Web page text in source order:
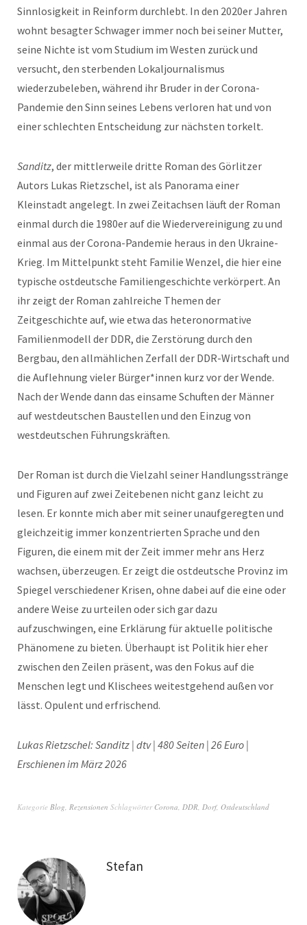
Sinnlosigkeit in Reinform durchlebt. In den 2020er Jahren
wohnt besagter Schwager immer noch bei seiner Mutter,
seine Nichte ist vom Studium im Westen zurück und
versucht, den sterbenden Lokaljournalismus
wiederzubeleben, während ihr Bruder in der Corona-
Pandemie den Sinn seines Lebens verloren hat und von
einer schlechten Entscheidung zur nächsten torkelt.
Sanditz, der mittlerweile dritte Roman des Görlitzer
Autors Lukas Rietzschel, ist als Panorama einer
Kleinstadt angelegt. In zwei Zeitachsen läuft der Roman
einmal durch die 1980er auf die Wiedervereinigung zu und
einmal aus der Corona-Pandemie heraus in den Ukraine-
Krieg. Im Mittelpunkt steht Familie Wenzel, die hier eine
typische ostdeutsche Familiengeschichte verkörpert. An
ihr zeigt der Roman zahlreiche Themen der
Zeitgeschichte auf, wie etwa das heteronormative
Familienmodell der DDR, die Zerstörung durch den
Bergbau, den allmählichen Zerfall der DDR-Wirtschaft und
die Auflehnung vieler Bürger*innen kurz vor der Wende.
Nach der Wende dann das einsame Schuften der Männer
auf westdeutschen Baustellen und den Einzug von
westdeutschen Führungskräften.
Der Roman ist durch die Vielzahl seiner Handlungsstränge
und Figuren auf zwei Zeitebenen nicht ganz leicht zu
lesen. Er konnte mich aber mit seiner unaufgeregten und
gleichzeitig immer konzentrierten Sprache und den
Figuren, die einem mit der Zeit immer mehr ans Herz
wachsen, überzeugen. Er zeigt die ostdeutsche Provinz im
Spiegel verschiedener Krisen, ohne dabei auf die eine oder
andere Weise zu urteilen oder sich gar dazu
aufzuschwingen, eine Erklärung für aktuelle politische
Phänomene zu bieten. Überhaupt ist Politik hier eher
zwischen den Zeilen präsent, was den Fokus auf die
Menschen legt und Klischees weitestgehend außen vor
lässt. Opulent und erfrischend.
Lukas Rietzschel: Sanditz | dtv | 480 Seiten | 26 Euro |
Erschienen im März 2026
Kategorie Blog, Rezensionen Schlagwörter Corona, DDR, Dorf, Ostdeutschland
Stefan